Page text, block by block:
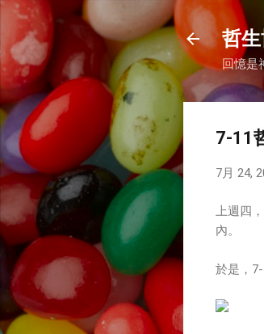
哲
回憶是
7-11
7月 24,
上週四
內。
於是，